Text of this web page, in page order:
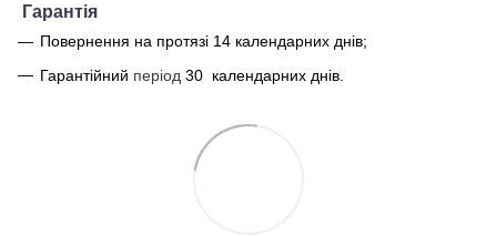
Гарантія
Повернення на протязі 14 календарних днів;
Гарантійний період 30 календарних днів.